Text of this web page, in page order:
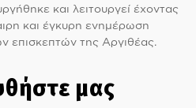
και λειτουργεί έχοντας
και έγκυρη ενημέρωση
επισκεπτών της Αργιθέας.
μας